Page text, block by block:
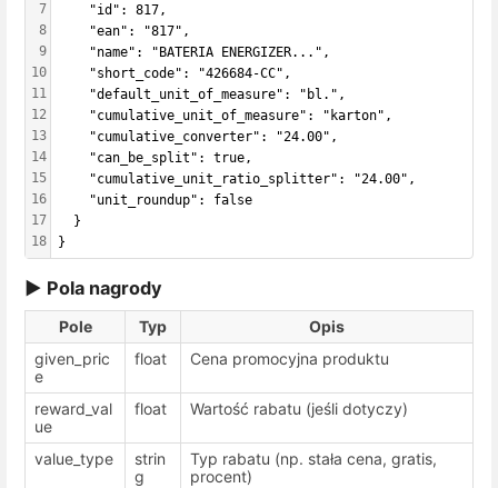
7
8
9
10
11
12
13
14
15
16
17
18
    "id": 817,
    "ean": "817",
    "name": "BATERIA ENERGIZER...",
    "short_code": "426684-CC",
    "default_unit_of_measure": "bl.",
    "cumulative_unit_of_measure": "karton",
    "cumulative_converter": "24.00",
    "can_be_split": true,
    "cumulative_unit_ratio_splitter": "24.00",
    "unit_roundup": false
  }
}
▶ Pola nagrody
Pole Typ
Opis
given_pric
e
float Cena promocyjna produktu
reward_val
ue
float Wartość rabatu (jeśli dotyczy)
value_type
strin
g
Typ rabatu (np. stała cena, gratis,
procent)